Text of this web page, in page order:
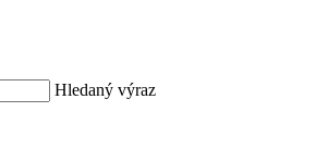
Hledaný výraz